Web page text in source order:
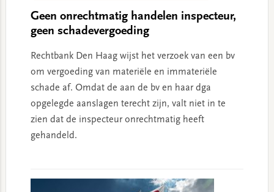
Geen onrechtmatig handelen inspecteur,
geen schadevergoeding
Rechtbank Den Haag wijst het verzoek van een bv
om vergoeding van materiële en immateriële
schade af. Omdat de aan de bv en haar dga
opgelegde aanslagen terecht zijn, valt niet in te
zien dat de inspecteur onrechtmatig heeft
gehandeld.